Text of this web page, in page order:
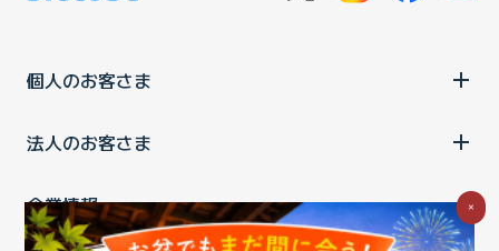
個人のお客さま
法人のお客さま
企業情報 ×